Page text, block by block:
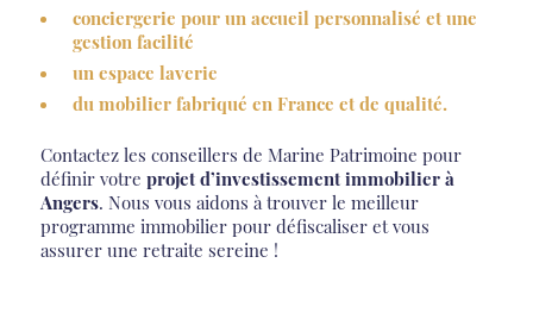
conciergerie pour un accueil personnalisé et une
gestion facilité
un espace laverie
du mobilier fabriqué en France et de qualité.
Contactez les conseillers de Marine Patrimoine pour
définir votre projet d’investissement immobilier à
Angers. Nous vous aidons à trouver le meilleur
programme immobilier pour défiscaliser et vous
assurer une retraite sereine !